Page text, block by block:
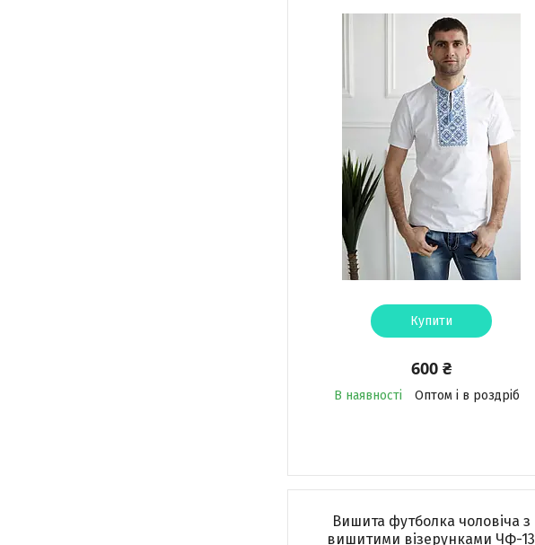
Купити
600 ₴
В наявності Оптом і в роздріб
Вишита футболка чоловіча з
вишитими візерунками ЧФ-13